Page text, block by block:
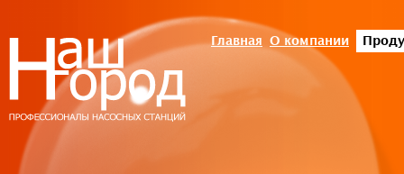
Главная О компании